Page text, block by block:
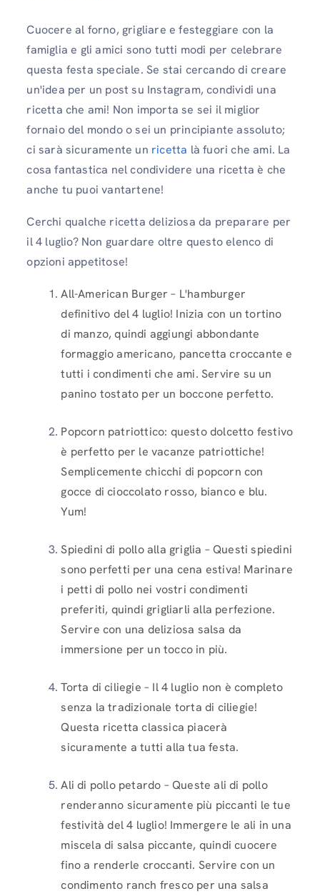
Cuocere al forno, grigliare e festeggiare con la
famiglia e gli amici sono tutti modi per celebrare
questa festa speciale. Se stai cercando di creare
un'idea per un post su Instagram, condividi una
ricetta che ami! Non importa se sei il miglior
fornaio del mondo o sei un principiante assoluto;
ci sarà sicuramente un ricetta là fuori che ami. La
cosa fantastica nel condividere una ricetta è che
anche tu puoi vantartene!
Cerchi qualche ricetta deliziosa da preparare per
il 4 luglio? Non guardare oltre questo elenco di
opzioni appetitose!
All-American Burger – L'hamburger
definitivo del 4 luglio! Inizia con un tortino
di manzo, quindi aggiungi abbondante
formaggio americano, pancetta croccante e
tutti i condimenti che ami. Servire su un
panino tostato per un boccone perfetto.
Popcorn patriottico: questo dolcetto festivo
è perfetto per le vacanze patriottiche!
Semplicemente chicchi di popcorn con
gocce di cioccolato rosso, bianco e blu.
Yum!
Spiedini di pollo alla griglia – Questi spiedini
sono perfetti per una cena estiva! Marinare
i petti di pollo nei vostri condimenti
preferiti, quindi grigliarli alla perfezione.
Servire con una deliziosa salsa da
immersione per un tocco in più.
Torta di ciliegie – Il 4 luglio non è completo
senza la tradizionale torta di ciliegie!
Questa ricetta classica piacerà
sicuramente a tutti alla tua festa.
Ali di pollo petardo – Queste ali di pollo
renderanno sicuramente più piccanti le tue
festività del 4 luglio! Immergere le ali in una
miscela di salsa piccante, quindi cuocere
fino a renderle croccanti. Servire con un
condimento ranch fresco per una salsa